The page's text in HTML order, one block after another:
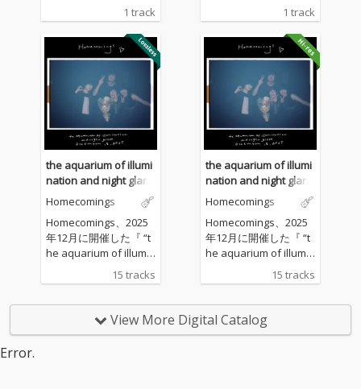
1 track 1 track
the aquarium of illumi
nation and night glare
December 18, 2025
Homecomings
Homecomings、2025
年12月に開催した『 “t
he aquarium of illumin
ation and night glare”
December 18, 2025』
福田穂那美の卒業公演
15 tracks
the aquarium of illumi
nation and night glare
December 18, 2025
Homecomings
Homecomings、2025
年12月に開催した『 “t
he aquarium of illumin
ation and night glare”
December 18, 2025』
リース。 本公演はBa.
福田穂那美の卒業公演
15 tracks
View More Digital Catalog
Error.